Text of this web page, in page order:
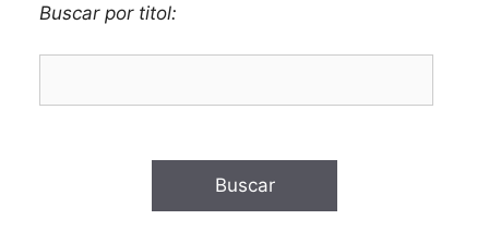
Buscar por titol: